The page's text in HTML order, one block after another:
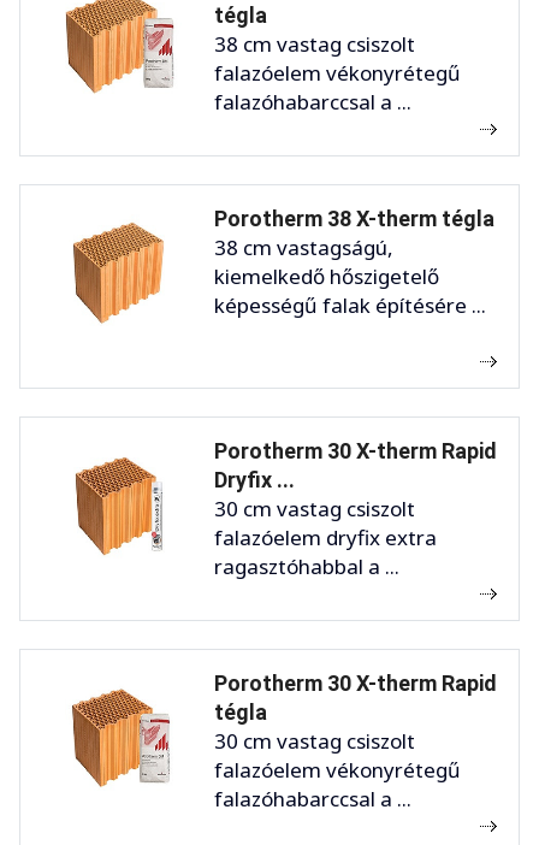
tégla
38 cm vastag csiszolt
falazóelem vékonyrétegű
falazóhabarccsal a ...
Porotherm 38 X-therm tégla
38 cm vastagságú,
kiemelkedő hőszigetelő
képességű falak építésére ...
Porotherm 30 X-therm Rapid
Dryfix ...
30 cm vastag csiszolt
falazóelem dryfix extra
ragasztóhabbal a ...
Porotherm 30 X-therm Rapid
tégla
30 cm vastag csiszolt
falazóelem vékonyrétegű
falazóhabarccsal a ...